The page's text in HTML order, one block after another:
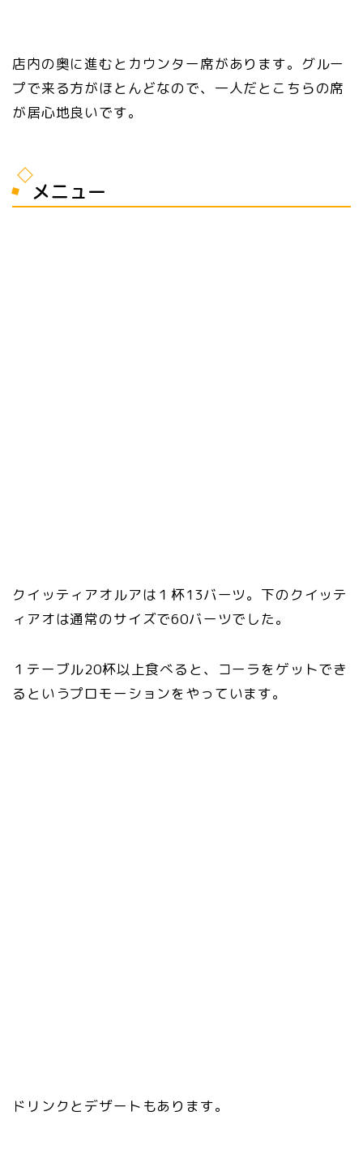
店内の奥に進むとカウンター席があります。グルー
プで来る方がほとんどなので、一人だとこちらの席
が居心地良いです。
メニュー
クイッティアオルアは１杯13バーツ。下のクイッテ
ィアオは通常のサイズで60バーツでした。
１テーブル20杯以上食べると、コーラをゲットでき
るというプロモーションをやっています。
ドリンクとデザートもあります。